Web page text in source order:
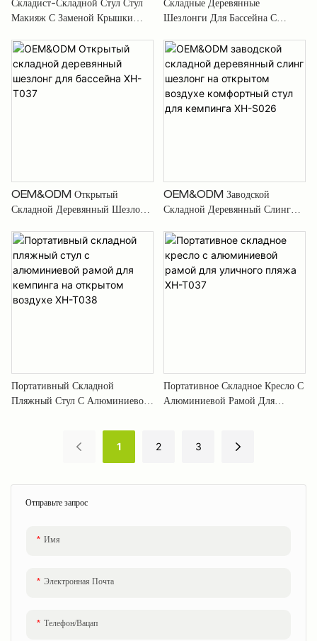
Отправьте запрос
Имя
Электронная Почта
Телефон/Вацап
Складист-Складной Стул Стул
Макияж С Заменой Крышки
Хранениями, Портативные
Подводные Ножки, Поддержка
250 Фунтов, Сплошная
Древесина & Полиэфирная
Складные Деревянные
Шезлонги Для Бассейна С
OEM&ODM Открытый
Складной Деревянный Шезлонг
OEM&ODM Заводской
Складной Деревянный Слинг
Комфортный Стул Для Кемпинга
XH-S026
Портативный Складной
Пляжный Стул С Алюминиевой
Открытом Воздухе XH-T038
Портативное Складное Кресло С
Алюминиевой Рамой Для
1 2 3